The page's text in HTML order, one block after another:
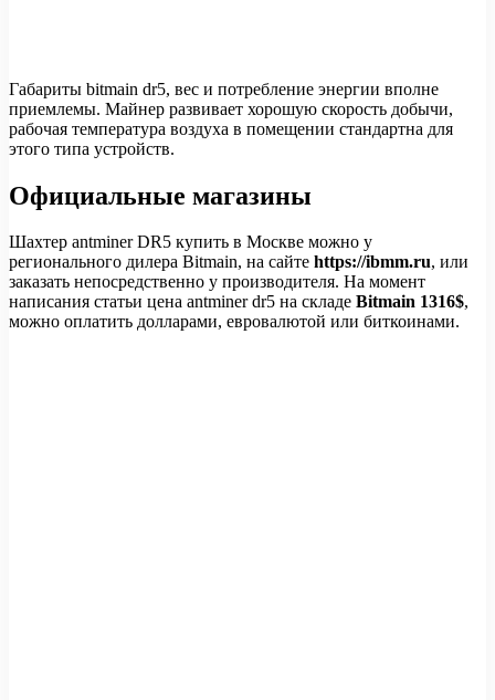
Габариты bitmain dr5, вес и потребление энергии вполне
приемлемы. Майнер развивает хорошую скорость добычи,
рабочая температура воздуха в помещении стандартна для
этого типа устройств.
Официальные магазины
Шахтер antminer DR5 купить в Москве можно у
регионального дилера Bitmain, на сайте https://ibmm.ru, или
заказать непосредственно у производителя. На момент
написания статьи цена antminer dr5 на складе Bitmain 1316$,
можно оплатить долларами, евровалютой или биткоинами.